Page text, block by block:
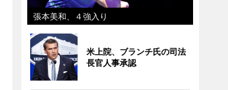
張本美和、４強入り
米上院、ブランチ氏の司法
長官人事承認